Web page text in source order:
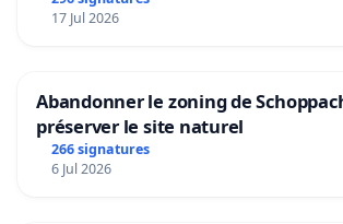
17 Jul 2026
Abandonner le zoning de
préserver le site naturel
266 signatures
6 Jul 2026